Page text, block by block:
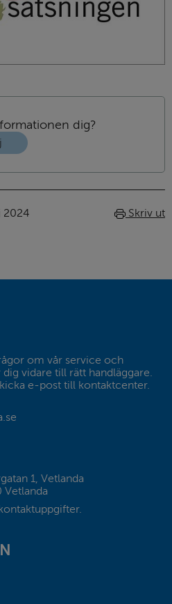
dig?
2024 Skriv ut
om vår service och
vidare till rätt handläggare.
e-post till kontaktcenter.
1, Vetlanda
Vetlanda